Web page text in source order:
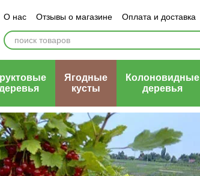
О нас Отзывы о магазине Оплата и доставка
Блог магазина
Публичный договор (оферта)
Ягодные
кусты
Колоновидные
деревья